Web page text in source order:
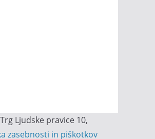
Ljudske pravice 10,
zasebnosti in piškotkov